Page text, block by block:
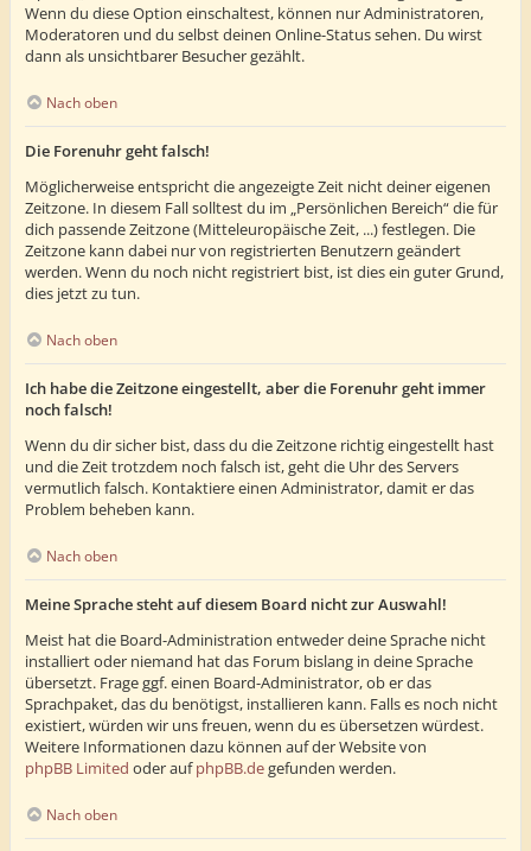
Wenn du diese Option einschaltest, können nur Administratoren,
Moderatoren und du selbst deinen Online-Status sehen. Du wirst
dann als unsichtbarer Besucher gezählt.
Nach oben
Die Forenuhr geht falsch!
Möglicherweise entspricht die angezeigte Zeit nicht deiner eigenen
Zeitzone. In diesem Fall solltest du im „Persönlichen Bereich“ die für
dich passende Zeitzone (Mitteleuropäische Zeit, ...) festlegen. Die
Zeitzone kann dabei nur von registrierten Benutzern geändert
werden. Wenn du noch nicht registriert bist, ist dies ein guter Grund,
dies jetzt zu tun.
Nach oben
Ich habe die Zeitzone eingestellt, aber die Forenuhr geht immer
noch falsch!
Wenn du dir sicher bist, dass du die Zeitzone richtig eingestellt hast
und die Zeit trotzdem noch falsch ist, geht die Uhr des Servers
vermutlich falsch. Kontaktiere einen Administrator, damit er das
Problem beheben kann.
Nach oben
Meine Sprache steht auf diesem Board nicht zur Auswahl!
Meist hat die Board-Administration entweder deine Sprache nicht
installiert oder niemand hat das Forum bislang in deine Sprache
übersetzt. Frage ggf. einen Board-Administrator, ob er das
Sprachpaket, das du benötigst, installieren kann. Falls es noch nicht
existiert, würden wir uns freuen, wenn du es übersetzen würdest.
Weitere Informationen dazu können auf der Website von
phpBB Limited oder aufphpBB.degefunden werden.
Nach oben